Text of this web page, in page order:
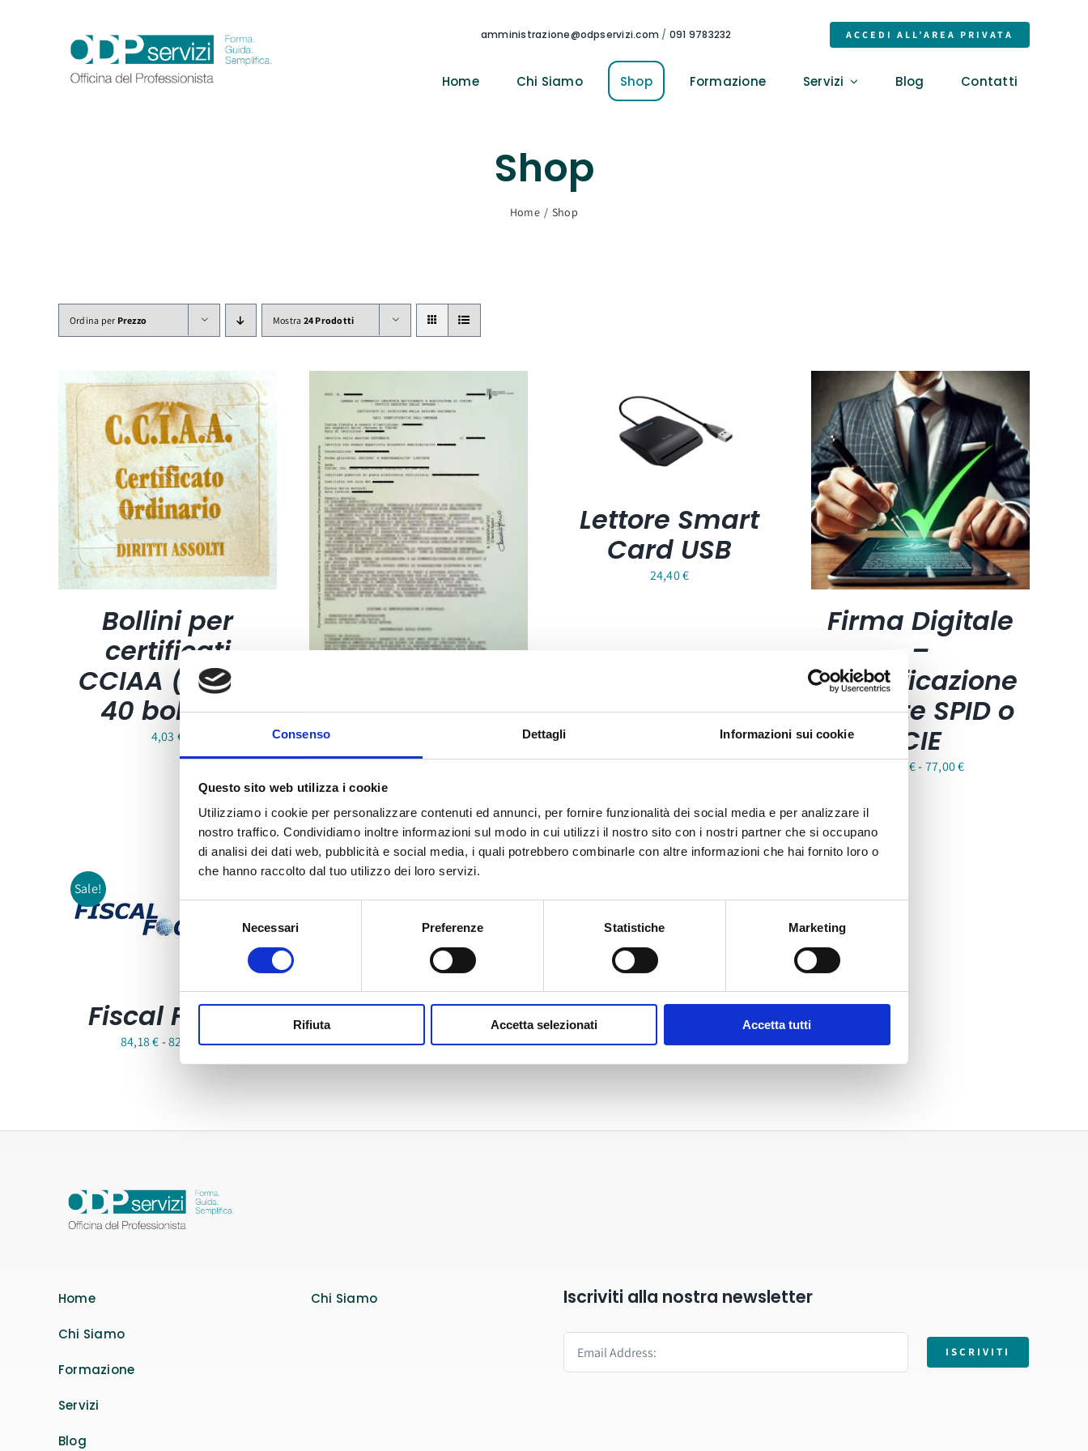
Consenso Dettagli Informazioni sui cookie
Questo sito web utilizza i cookie
Utilizziamo i cookie per personalizzare contenuti ed annunci, per fornire funzionalità dei social media e per analizzare il
nostro traffico. Condividiamo inoltre informazioni sul modo in cui utilizzi il nostro sito con i nostri partner che si occupano
di analisi dei dati web, pubblicità e social media, i quali potrebbero combinarle con altre informazioni che hai fornito loro o
che hanno raccolto dal tuo utilizzo dei loro servizi.
del
Necessari Preferenze Statistiche Marketing
Rifiuta Accetta selezionati Accetta tutti
amministrazione@odpservizi.com / 091 9783232 ACCEDI ALL’AREA PRIVATA
Home Chi Siamo Shop Formazione Servizi Blog Contatti
Shop
Home Shop
Ordina per Prezzo Mostra 24 Prodotti
Bollini per
certificati
CCIAA (foglio
40 bollini)
4,03 €
Carta
CCIAA
Lettore Smart
Card USB
24,40€
Firma Digitale
–
Identificazione
tramite SPID o
CIE
€-77,00€Fascia
Sale!
Fiscal Focus
84,18€-829,60€Fascia
di
84,18 €
Home
Chi Siamo
Formazione
Servizi
Blog
Chi Siamo Iscriviti alla nostra newsletter
ISCRIVITI